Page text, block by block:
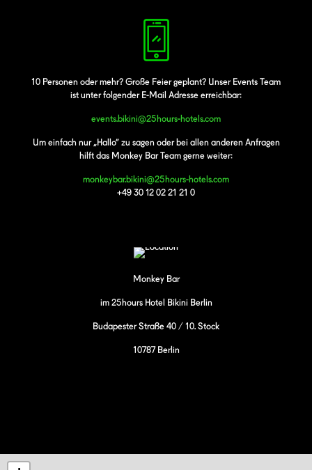
10 Personen oder mehr? Große Feier geplant? Unser Events Team
ist unter folgender E-Mail Adresse erreichbar:
events.bikini@25hours-hotels.com
Um einfach nur „Hallo“ zu sagen oder bei allen anderen Anfragen
hilft das Monkey Bar Team gerne weiter:
monkeybar.bikini@25hours-hotels.com
+49 30 12 02 21 21 0
Monkey Bar
im 25hours Hotel Bikini Berlin
Budapester Straße 40 / 10. Stock
10787 Berlin